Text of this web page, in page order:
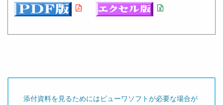
添付資料を見るためにはビューワソフトが必要な場合が